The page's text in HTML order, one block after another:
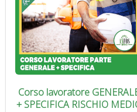
Corso lavoratore
+ SPECIFICA RISCHIO